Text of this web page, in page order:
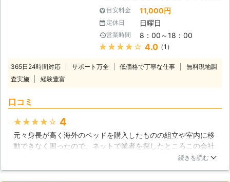
りごとから高難易度のご依頼でも、可
能な限り対応させていただきます。家
具組立や家具移動といったお一人では
難しい作業でも、お客様のご要望に応
じて作業員を向かわせ、様々な形でお
立は慣れていない方だと失敗してしま
悩みは当社が解消致します。 【家具
組立の失敗談】 お客様からいただい
たご相談に「家具を組み立てたが何か
目安料金 11,000円
定休日 日曜日
営業時間 8：00～18：00
★★★★★ 4.0（1）
365日24時間対応 サポート万全 低価格で丁寧な仕事
無料現地調
査実施
経験豊富
口コミ
★★★★★ 4
元々身長が高く海外のベッドを購入したものの組立や室内に移
動できなく困ったので、ネットで業者を探したところこの会社
を見つけました。問合わせて2，3日ほど返信に時間がかかりま
続きを読む